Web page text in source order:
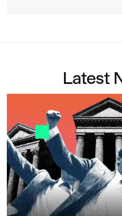
Latest